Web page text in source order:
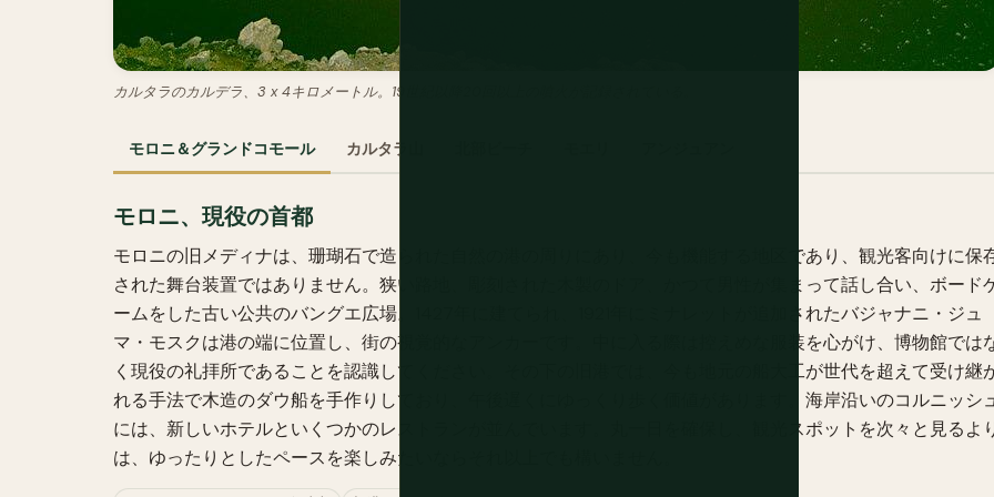
カルタラのカルデラ、3 x 4キロメートル。19世紀以降20回以上の噴火が記録されている。
モロニ＆グランドコモール カルタラ山
モロニ、現役の首都
モロニの旧メディナは、珊瑚石で造られた自然の港の周りにあり、今も機能する地区であり、観光客向けに保
された舞台装置ではありません。狭い路地、彫刻された木製のドア、かつて男性が集まって話し合い、ボード
ームをした古い公共のバングエ広場。1427年に建てられ、1921年にミナレットが追加されたバジャナニ・ジュ
マ・モスクは港の端に位置し、街の視覚的なアンカーです。中に入る際は控えめな服装を心がけ、博物館では
く現役の礼拝所であることを認識してください。その下の旧港では、今も地元の船大工が世代を超えて受け継
れる手法で木造のダウ船を手作りしており、午後遅くにゆっくり歩く価値があります。海岸沿いのコルニッシ
には、新しいホテルといくつかのレストランが並んでいます。丸一日を確保し、観光スポットを次々と見るよ
は、ゆったりとしたペースを楽しみたいならそれ以上でも構いません。